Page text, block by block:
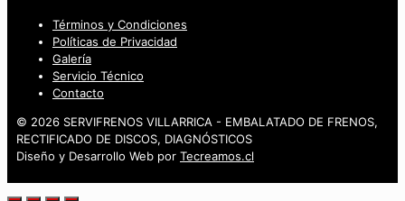
Términos y Condiciones
Políticas de Privacidad
Galería
Servicio Técnico
Contacto
© 2026 SERVIFRENOS VILLARRICA - EMBALATADO DE FRENOS,
RECTIFICADO DE DISCOS, DIAGNÓSTICOS
Diseño y Desarrollo Web por Tecreamos.cl